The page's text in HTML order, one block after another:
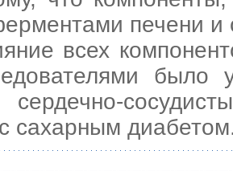
печени и
всех
было
сахарным